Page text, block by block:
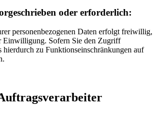
oder erforderlich:
personenbezogenen Daten erfolgt freiwillig,
Einwilligung. Sofern Sie den Zugriff
hierdurch zu Funktionseinschränkungen auf